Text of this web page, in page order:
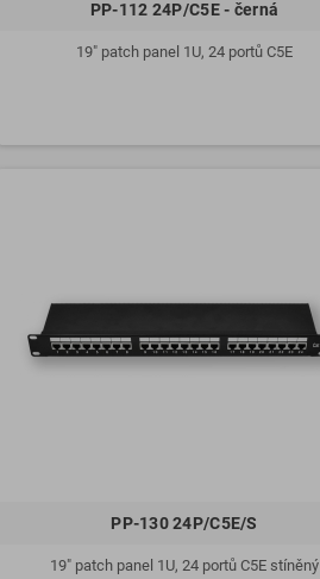
PP-112 24P/C5E - černá
19" patch panel 1U, 24 portů C5E
PP-130 24P/C5E/S
19" patch panel 1U, 24 portů C5E stíněný